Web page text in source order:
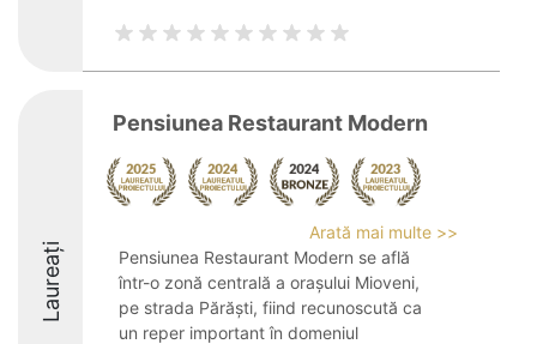
Laureați
Pensiunea Restaurant Modern
Arată mai multe >>
Pensiunea Restaurant Modern se află
într-o zonă centrală a orașului Mioveni,
pe strada Părăști, fiind recunoscută ca
un reper important în domeniul